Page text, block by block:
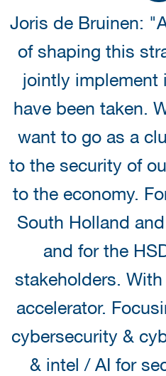
Joris de Bruinen:
of shaping this
jointly implement
have been taken.
want to go as a
to the security of
to the economy.
South Holland
and for the
stakeholders.
accelerator.
cybersecurity &
& intel / AI for